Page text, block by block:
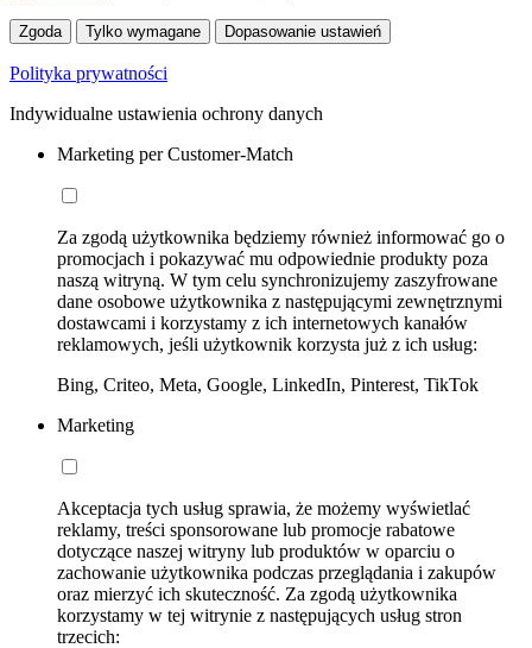
Zgoda Tylko wymagane Dopasowanie ustawień
Polityka prywatności
Indywidualne ustawienia ochrony danych
Marketing per Customer-Match
Za zgodą użytkownika będziemy również informować go o
promocjach i pokazywać mu odpowiednie produkty poza
naszą witryną. W tym celu synchronizujemy zaszyfrowane
dane osobowe użytkownika z następującymi zewnętrznymi
dostawcami i korzystamy z ich internetowych kanałów
reklamowych, jeśli użytkownik korzysta już z ich usług:
Bing, Criteo, Meta, Google, LinkedIn, Pinterest, TikTok
Marketing
Akceptacja tych usług sprawia, że możemy wyświetlać
reklamy, treści sponsorowane lub promocje rabatowe
dotyczące naszej witryny lub produktów w oparciu o
zachowanie użytkownika podczas przeglądania i zakupów
oraz mierzyć ich skuteczność. Za zgodą użytkownika
korzystamy w tej witrynie z następujących usług stron
trzecich: